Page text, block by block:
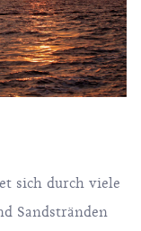
sich durch viele
Sandstränden